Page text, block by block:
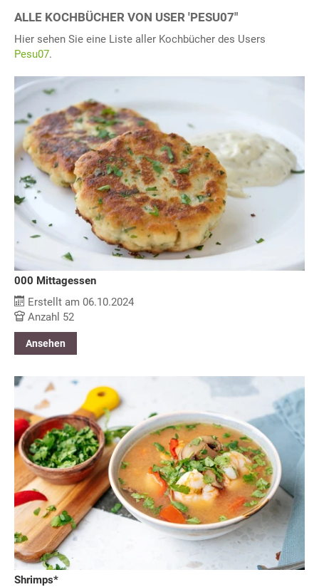
ALLE KOCHBÜCHER VON USER 'PESU07"
Hier sehen Sie eine Liste aller Kochbücher des Users
Pesu07.
000 Mittagessen
Erstellt am 06.10.2024
Anzahl 52
Ansehen
Shrimps*